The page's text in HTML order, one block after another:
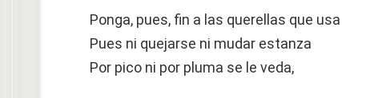
Ponga, pues, fin a las querellas que usa
Pues ni quejarse ni mudar estanza
Por pico ni por pluma se le veda,